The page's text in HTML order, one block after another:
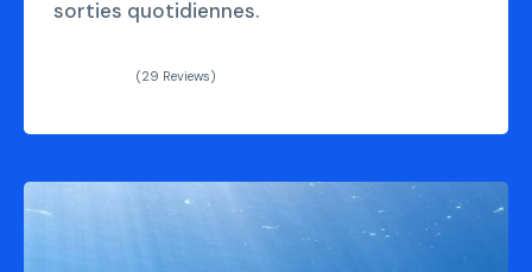
sorties quotidiennes.
(29 Reviews)